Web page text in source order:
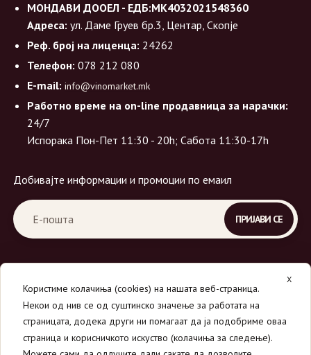
МОНДАВИ ДООЕЛ - ЕДБ:МК4032021548360
Адреса: ул. Даме Груев бр.3, Центар, Скопје
Реф. број на лиценца: 24262
Телефон: 078 212 080
E-mail: info@vinomarket.mk
Работно време на on-line продавница за нарачки:
24/7
Испорака Пон-Пет 11:30 - 20h; Сабота 11:30-17h
Добивајте информации и промоции по емаил
© 2026Вино Маркет - МОНДАВИ ДООЕЛ.
X
Користиме колачиња (cookies) на нашата веб-страница.
Некои од нив се од суштинско значење за работата на
страницата, додека други ни помагаат да ја подобриме оваа
страница и корисничкото искуство (колачиња за следење).